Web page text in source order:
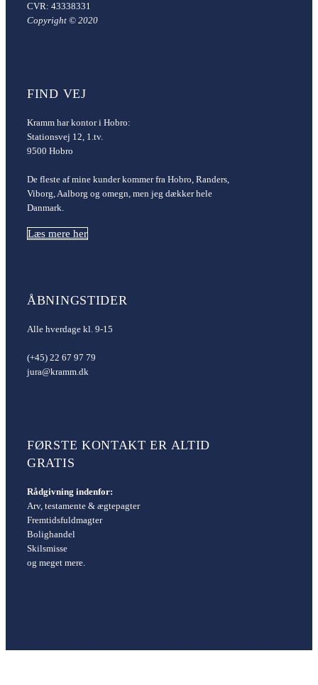
CVR: 43338331
Copyright © 2020
FIND VEJ
Kramm har kontor i Hobro:
Stationsvej 12, 1.tv.
9500 Hobro
De fleste af mine kunder kommer fra Hobro, Randers,
Viborg, Aalborg og omegn, men jeg dækker hele
Danmark.
Læs mere her
ÅBNINGSTIDER
Alle hverdage kl. 9-15
(+45) 22 67 97 79
jura@kramm.dk
FØRSTE KONTAKT ER ALTID
GRATIS
Rådgivning indenfor:
Arv, testamente & ægtepagter
Fremtidsfuldmagter
Bolighandel
Skilsmisse
og meget mere.